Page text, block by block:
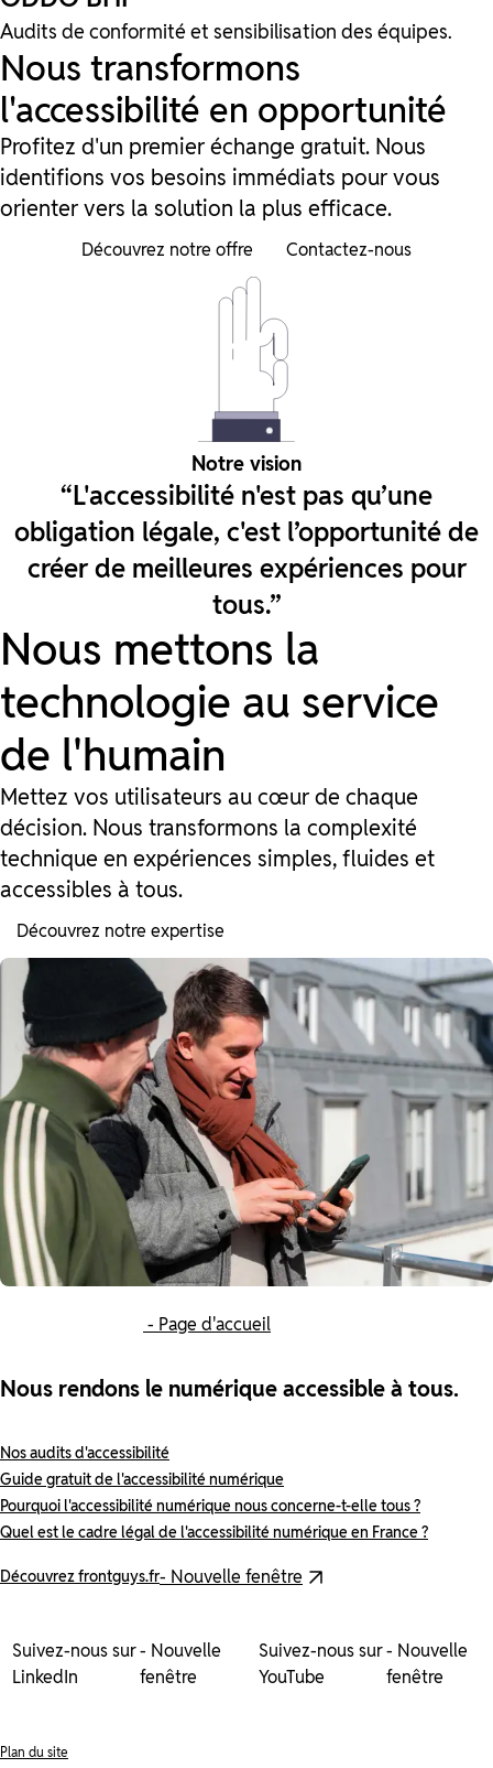
Audits de conformité et sensibilisation des équipes.
Nous transformons
l'accessibilité en opportunité
Profitez d'un premier échange gratuit. Nous
identifions vos besoins immédiats pour vous
orienter vers la solution la plus efficace.
Découvrez notre offre Contactez-nous
Notre vision
“L'accessibilité n'est pas qu’une
obligation légale, c'est l’opportunité de
créer de meilleures expériences pour
tous.”
Nous mettons la
technologie au service
de l'humain
Mettez vos utilisateurs au cœur de chaque
décision. Nous transformons la complexité
technique en expériences simples, fluides et
accessibles à tous.
Découvrez notre expertise
- Page d'accueil
Nous rendons le numérique accessible à tous.
Nos audits d'accessibilité
Guide gratuit de l'accessibilité numérique
Pourquoi l'accessibilité numérique nous concerne-t-elle tous ?
Quel est le cadre légal de l'accessibilité numérique en France ?
Découvrez frontguys.fr- Nouvelle fenêtre
Suivez-nous sur
LinkedIn
- Nouvelle
fenêtre
Suivez-nous sur
YouTube
- Nouvelle
fenêtre
Plan du site